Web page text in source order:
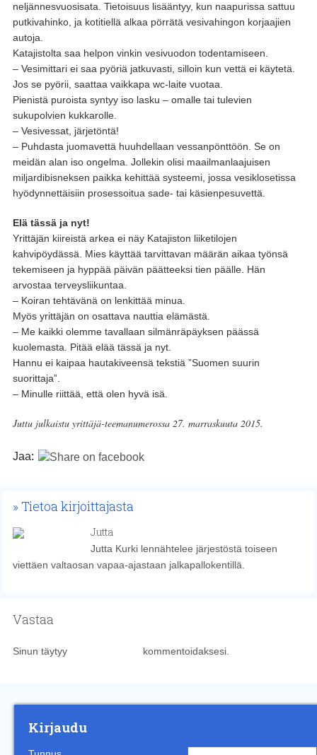
neljännesvuosisata. Tietoisuus lisääntyy, kun naapurissa sattuu
putkivahinko, ja kotitiellä alkaa pörrätä vesivahingon korjaajien
autoja.
Katajistolta saa helpon vinkin vesivuodon todentamiseen.
– Vesimittari ei saa pyöriä jatkuvasti, silloin kun vettä ei käytetä.
Jos se pyörii, saattaa vaikkapa wc-laite vuotaa.
Pienistä puroista syntyy iso lasku – omalle tai tulevien
sukupolvien kukkarolle.
– Vesivessat, järjetöntä!
– Puhdasta juomavettä huuhdellaan vessanpönttöön. Se on
meidän alan iso ongelma. Jollekin olisi maailmanlaajuisen
miljardibisneksen paikka kehittää systeemi, jossa vesiklosetissa
hyödynnettäisiin prosessoitua sade- tai käsienpesuvettä.
Elä tässä ja nyt!
Yrittäjän kiireistä arkea ei näy Katajiston liiketilojen
kahvipöydässä. Mies käyttää tarvittavan määrän aikaa työnsä
tekemiseen ja hyppää päivän päätteeksi tien päälle. Hän
arvostaa terveysliikuntaa.
– Koiran tehtävänä on lenkittää minua.
Myös yrittäjän on osattava nauttia elämästä.
– Me kaikki olemme tavallaan silmänräpäyksen päässä
kuolemasta. Pitää elää tässä ja nyt.
Hannu ei kaipaa hautakiveensä tekstiä ”Suomen suurin
suorittaja”.
– Minulle riittää, että olen hyvä isä.
Juttu julkaistu yrittäjä-teemanumerossa 27. marraskuuta 2015.
Jaa:
Tietoa kirjoittajasta
Jutta
Jutta Kurki lennähtelee järjestöstä toiseen
viettäen valtaosan vapaa-ajastaan jalkapallokentillä.
Vastaa
Sinun täytyy kommentoidaksesi.
Kirjaudu